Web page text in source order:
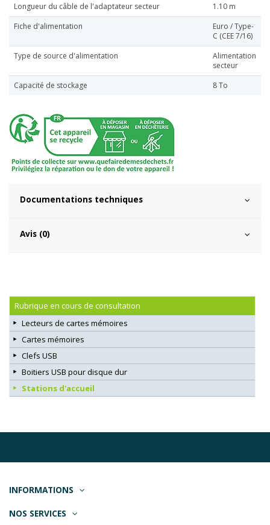
Longueur du câble de l'adaptateur secteur
1.10 m
Fiche d'alimentation
Euro / Type-
C (CEE 7/16)
Type de source d'alimentation
Alimentation
secteur
Capacité de stockage
8 To
Documentations techniques
Avis (0)
Rubrique en cours de consultation
Lecteurs de cartes mémoires
Cartes mémoires
Clefs USB
Boitiers USB pour disque dur
Stations d'accueil
INFORMATIONS
NOS SERVICES